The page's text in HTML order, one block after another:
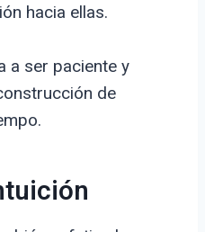
hacia ellas.
a ser paciente y
de